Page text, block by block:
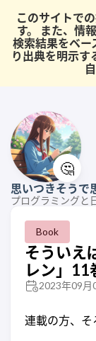
このサイトで
す。 また、情
検索結果をベー
り出典を明示す
🤔
思いつきそうで
プログラミングと
Book
そういえ
レン」11
2023年09月
連載の方、